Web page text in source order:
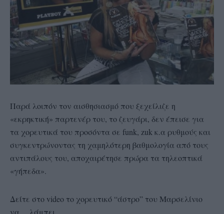
Παρά λοιπόν τον αισθησιασμό που ξεχείλιζε η
«εκρηκτική» παρτενέρ του, το ζευγάρι, δεν έπεισε για
τα χορευτικά του προσόντα σε funk, zuk κ.α ρυθμούς και
συγκεντρώνοντας τη χαμηλότερη βαθμολογία από τους
αντιπάλους του, αποχαιρέτησε πρώρα τα τηλεοπτικά
«γήπεδα».
Δείτε στο video το χορευτικό “άστρο” του Μαρσελίνιο
να… λάμπει